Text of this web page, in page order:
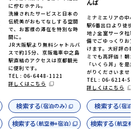
に佇むホテル。
洗練されたサービスと日本の
伝統美がおもてなしする空間
で、お客様の滞在を特別な時
間に。
JR大阪駅より無料シャトルバ
スで約15分、京阪電車中之島
駅直結のアクセスは京都観光
に便利です。
TEL : 06-6448-1121
詳しくはこちら
検索する（宿泊のみ）
検索する（航空券+宿泊）
んば
ミナミエリアの中心
駅6番出口より徒歩5
地♪全室サータ社製
備でごゆっくりお寛
けます。大好評の朝
ミでも高評価！朝か
「いくら丼」を是非
がりくださいませ♪
TEL : 06-6214-
詳しくはこちら
検索する（宿泊の
検索する（航空券+